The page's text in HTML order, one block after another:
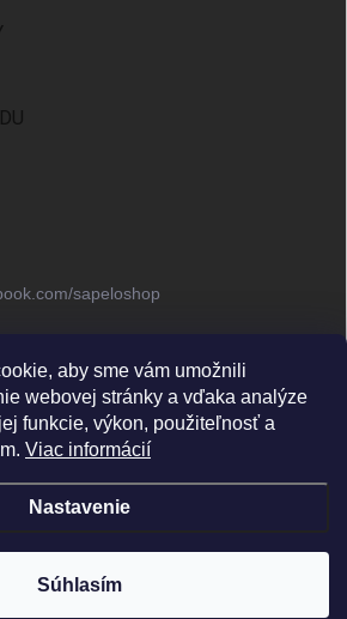
aby sme vám umožnili
webovej stránky a vďaka analýze
funkcie, výkon, použiteľnosť a
Viac informácií
Nastavenie
Súhlasím
sapeloshop
@sapeloecommerce/
E-commerce s.r.o.